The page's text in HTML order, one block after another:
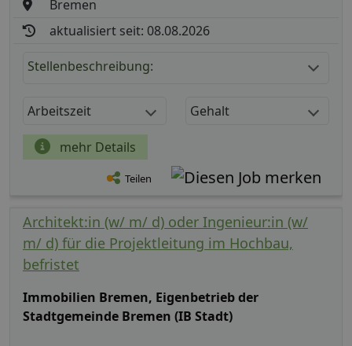
Bremen
aktualisiert seit: 08.08.2026
Stellenbeschreibung:
Arbeitszeit Gehalt
mehr Details
Teilen
Architekt:in (w/ m/ d) oder Ingenieur:in (w/
m/ d) für die Projektleitung im Hochbau,
befristet
Immobilien Bremen, Eigenbetrieb der
Stadtgemeinde Bremen (IB Stadt)